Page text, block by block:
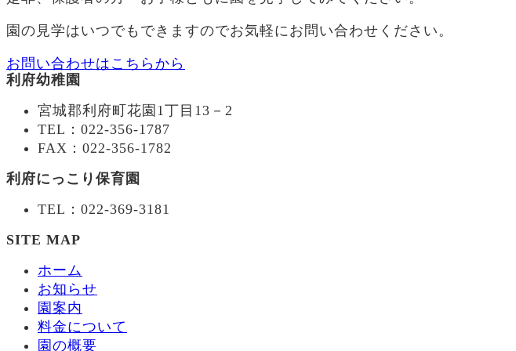
園の見学はいつでもできますのでお気軽にお問い合わせください。
お問い合わせはこちらから
利府幼稚園
宮城郡利府町花園1丁目13－2
TEL：022-356-1787
FAX：022-356-1782
利府にっこり保育園
TEL：022-369-3181
SITE MAP
ホーム
お知らせ
園案内
料金について
園の概要